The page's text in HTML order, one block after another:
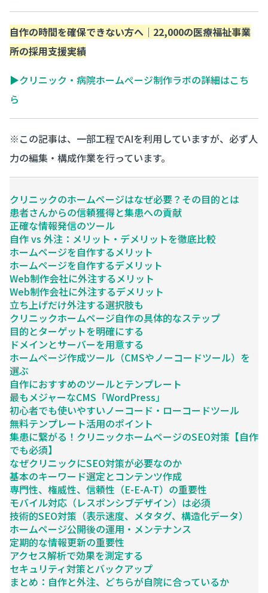
自作の時間を確保できない方へ｜22,000の医療福祉事業
所の採用支援実績
▶クリニック・病院ホームぺージ制作ラボの詳細はこち
ら
※この記事は、一部工程でAIを利用していますが、必ず人
力の編集・構成作業を行っています。
クリニックのホームページはなぜ必要？その目的とは
患者さんからの信頼獲得と集患への貢献
正確な情報発信のツール
自作 vs 外注：メリット・デメリットを徹底比較
ホームページを自作するメリット
ホームページを自作するデメリット
Web制作会社に外注するメリット
Web制作会社に外注するデメリット
立ち上げだけ外注する選択肢も
クリニックホームページ自作の具体的なステップ
目的とターゲットを明確にする
ドメインとサーバーを用意する
ホームページ作成ツール（CMSやノーコードツール）を
選ぶ
自作におすすめのツールとテンプレート
最もメジャーなCMS「WordPress」
初心者でも使いやすいノーコード・ローコードツール
無料テンプレート活用のポイント
集患に繋がる！クリニックホームページのSEO対策【自作
でも必須】
なぜクリニックにSEO対策が必要なのか
基本のキーワード選定とコンテンツ作成
専門性、権威性、信頼性（E-E-A-T）の重要性
モバイル対応（レスポンシブデザイン）は必須
技術的SEO対策（表示速度、メタタグ、構造化データ）
ホームページ公開後の運用・メンテナンス
定期的な情報更新の重要性
アクセス解析で効果を測定する
セキュリティ対策とバックアップ
まとめ：自作と外注、どちらが自院に合っているか